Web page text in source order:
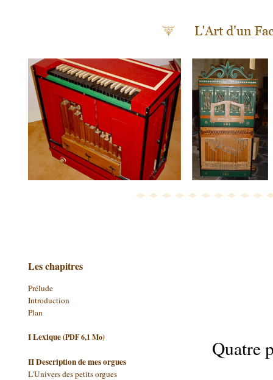
Les chapitres
Prélude
Introduction
Plan
I Lexique(PDF 6,1 Mo)
II Description de mes orgues
L'Univers des petits orgues
Quatre